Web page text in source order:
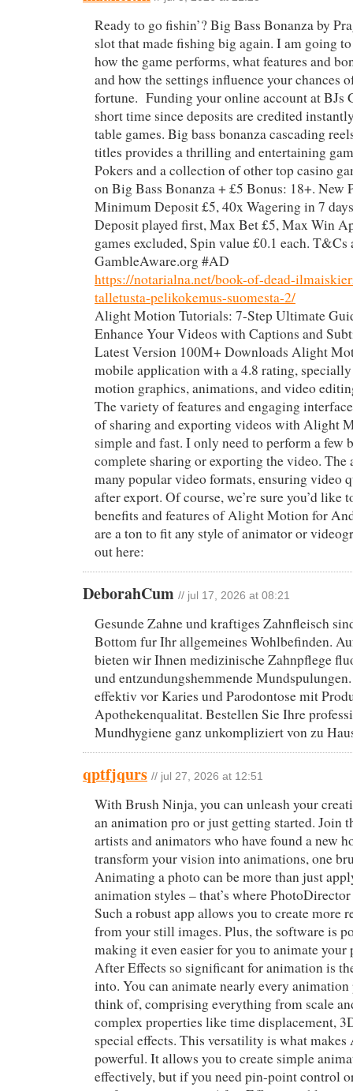
Ready to go fishin’? Big Bass Bonanza by
slot that made fishing big again. I am going
how the game performs, what features and
and how the settings influence your chances
fortune. Funding your online account at BJs
short time since deposits are credited
table games. Big bass bonanza cascading
titles provides a thrilling and entertaining
Pokers and a collection of other top casino
on Big Bass Bonanza + £5 Bonus: 18+. New
Minimum Deposit £5, 40x Wagering in 7
Deposit played first, Max Bet £5, Max Win
games excluded, Spin value £0.1 each. T&Cs
GambleAware.org #AD
https://notarialna.net/book-of-dead-
talletusta-pelikokemus-suomesta-2/
Alight Motion Tutorials: 7-Step Ultimate
Enhance Your Videos with Captions and
Latest Version 100M+ Downloads Alight
mobile application with a 4.8 rating, specially
motion graphics, animations, and video
The variety of features and engaging
of sharing and exporting videos with Alight
simple and fast. I only need to perform a few
complete sharing or exporting the video. The
many popular video formats, ensuring video
after export. Of course, we’re sure you’d like
benefits and features of Alight Motion for
are a ton to fit any style of animator or
out here:
DeborahCum // jul 17, 2026 at 08:21
Gesunde Zahne und kraftiges Zahnfleisch
Bottom fur Ihr allgemeines Wohlbefinden.
bieten wir Ihnen medizinische Zahnpflege
und entzundungshemmende
effektiv vor Karies und Parodontose mit
Apothekenqualitat. Bestellen Sie Ihre
Mundhygiene ganz unkompliziert von zu
qptfjqurs // jul 27, 2026 at 12:51
With Brush Ninja, you can unleash your
an animation pro or just getting started. Join
artists and animators who have found a new
transform your vision into animations, one
Animating a photo can be more than just
animation styles – that’s where
Such a robust app allows you to create more
from your still images. Plus, the software is
making it even easier for you to animate your
After Effects so significant for animation is
into. You can animate nearly every
think of, comprising everything from scale
complex properties like time displacement,
special effects. This versatility is what makes
powerful. It allows you to create simple
effectively, but if you need pin-point control